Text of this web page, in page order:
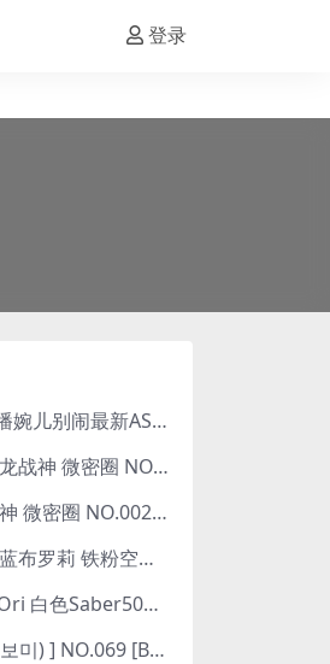
登录
斗鱼主播婉儿别闹最新ASMR钻石办卡火箭开箱视频+音频合集-47个资源打包下载 [39V-10.1GB]
抖音 爆龙战神 微密圈 NO.006期 【5P13V】最新至：2023.6.7(暴龙神和战龙皇)
抖音 鱼神 微密圈 NO.002期 【44P】(抖音鱼神微密猫)
抖音 超蓝布罗莉 铁粉空间 NO.002期 【45P5V】(抖音超蓝布罗利是真的吗)
阿薰kaOri 白色Saber50图(阿熏的歌)
[Bomi (보미) ] NO.069 [Bimilstory] Vol.19 See-through lingerie